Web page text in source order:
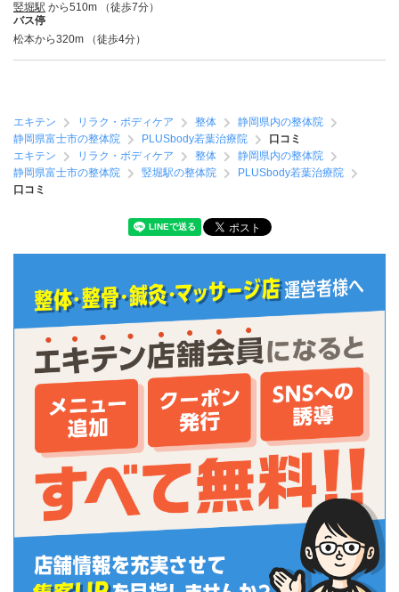
竪堀駅 から510m （徒歩7分）
バス停
松本から320m （徒歩4分）
エキテン リラク・ボディケア 整体
静岡県内の整体院
静岡県富士市の整体院
PLUSbody若葉治療院
口コミ
エキテン
リラク・ボディケア 整体
静岡県内の整体院
静岡県富士市の整体院
竪堀駅の整体院
PLUSbody若葉治療院
口コミ